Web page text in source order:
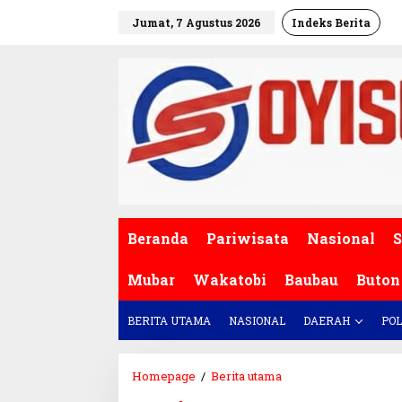
Jumat, 7 Agustus 2026 Indeks Berita
Beranda Pariwisata Nasional
Mubar Wakatobi Baubau Buton
BERITA UTAMA NASIONAL DAERAH
Homepage / Berita utama